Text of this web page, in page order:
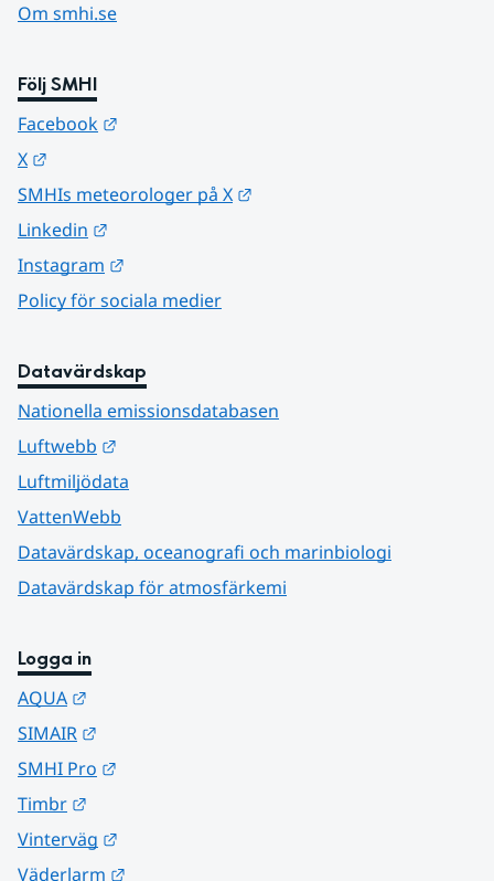
Om smhi.se
Följ SMHI
Facebook
X
SMHIs meteorologer på X
Linkedin
Instagram
Policy för sociala medier
Datavärdskap
Nationella emissionsdatabasen
Luftwebb
Luftmiljödata
VattenWebb
Datavärdskap, oceanografi och marinbiologi
Datavärdskap för atmosfärkemi
Logga in
AQUA
SIMAIR
SMHI Pro
Timbr
Vinterväg
Väderlarm